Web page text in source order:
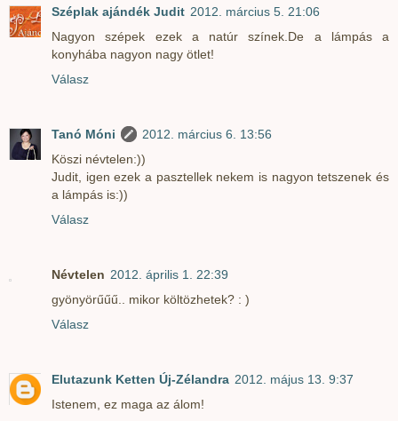
Széplak ajándék Judit 2012. március 5. 21:06
Nagyon szépek ezek a natúr színek.De a lámpás a
konyhába nagyon nagy ötlet!
Válasz
Tanó Móni
2012. március 6. 13:56
Köszi névtelen:))
Judit, igen ezek a pasztellek nekem is nagyon tetszenek és
a lámpás is:))
Válasz
Névtelen 2012. április 1. 22:39
gyönyörűűű.. mikor költözhetek? : )
Válasz
Elutazunk Ketten Új-Zélandra 2012. május 13. 9:37
Istenem, ez maga az álom!